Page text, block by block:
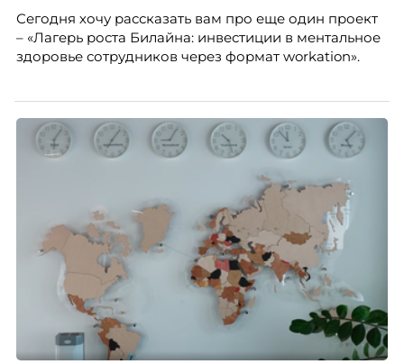
Сегодня хочу рассказать вам про еще один проект
– «Лагерь роста Билайна: инвестиции в ментальное
здоровье сотрудников через формат workation».